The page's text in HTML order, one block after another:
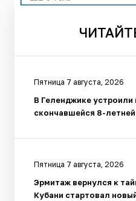
Пятница 7 августа, 2026
В Геленджике
скончавшейся 8-
Пятница 7 августа, 2026
Эрмитаж вернулся к
Кубани стартовал